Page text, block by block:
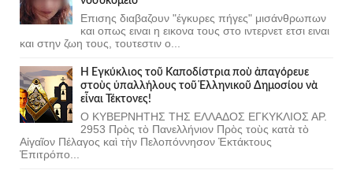
Επισης διαβαζουν "έγκυρες πήγες" μισάνθρωπων
και οπως ειναι η εικονα τους στο ιντερνετ ετσι ειναι
και στην ζωη τους, τουτεστιν ο...
Ἡ Ἐγκύκλιος τοῦ Καποδίστρια ποὺ ἀπαγόρευε
στοὺς ὑπαλλήλους τοῦ Ἑλληνικοῦ Δημοσίου νὰ
εἶναι Τέκτονες!
Ο ΚΥΒΕΡΝΗΤΗΣ ΤΗΣ ΕΛΛΑΔΟΣ ΕΓΚΥΚΛΙΟΣ ΑΡ.
2953 Πρὸς τὸ Πανελλήνιον Πρὸς τοὺς κατὰ τὸ
Αἰγαῖον Πέλαγος καὶ τὴν Πελοπόννησον Ἐκτάκτους
Ἐπιτρόπο...